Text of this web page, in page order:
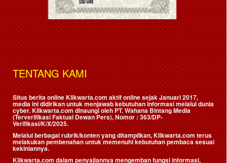
TENTANG KAMI
Situs berita online Klikwarta.com aktif online sejak Januari 2017,
media ini didirikan untuk menjawab kebutuhan informasi melalui dunia
cyber. Klikwarta.com dinaungi oleh PT. Wahana Bintang Media
(Terverifikasi Faktual Dewan Pers), Nomor : 363/DP-
Verifikasi/K/X/2025.
Melalui berbagai rubrik/konten yang ditampilkan, Klikwarta.com terus
melakukan pembenahan untuk memenuhi kebutuhan pembaca sesuai
kekiniannya.
Klikwarta.com dalam penyajiannya mengemban fungsi informasi,